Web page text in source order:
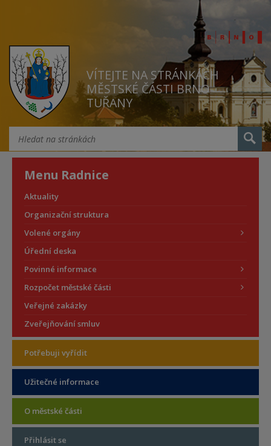
VÍTEJTE NA STRÁNKÁCH
MĚSTSKÉ ČÁSTI BRNO
TUŘANY
Menu Radnice
Aktuality
Organizační struktura
Volené orgány
Úřední deska
Povinné informace
Rozpočet městské části
Veřejné zakázky
Zveřejňování smluv
Potřebuji vyřídit
Užitečné informace
O městské části
Přihlásit se